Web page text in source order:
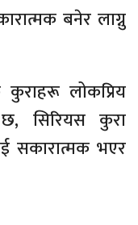
बनेर लाग्नु
लोकप्रिय
सिरियस कुरा
सकारात्मक भएर